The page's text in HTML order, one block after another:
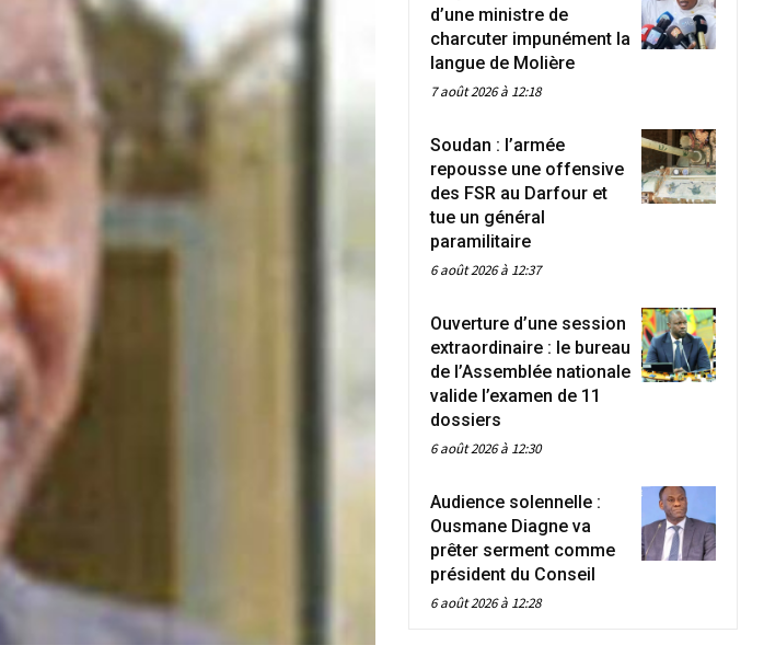
d’une ministre de
charcuter impunément la
langue de Molière
7 août 2026 à 12:18
Soudan : l’armée
repousse une offensive
des FSR au Darfour et
tue un général
paramilitaire
6 août 2026 à 12:37
Ouverture d’une session
extraordinaire : le bureau
de l’Assemblée nationale
valide l’examen de 11
dossiers
6 août 2026 à 12:30
Audience solennelle :
Ousmane Diagne va
prêter serment comme
président du Conseil
6 août 2026 à 12:28